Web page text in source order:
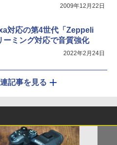
2009年12月22日
対応の第4世代「Zeppeli
ーミング対応で音質強化
2022年2月24日
記事を見る